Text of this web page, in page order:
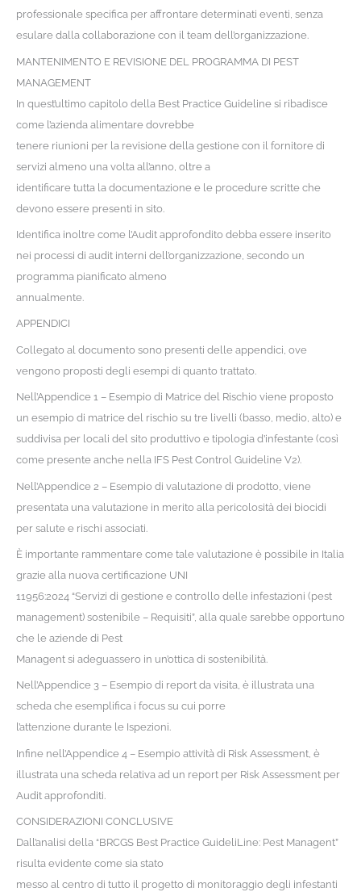
professionale specifica per affrontare determinati eventi, senza
esulare dalla collaborazione con il team dell’organizzazione.
MANTENIMENTO E REVISIONE DEL PROGRAMMA DI PEST
MANAGEMENT
In quest’ultimo capitolo della Best Practice Guideline si ribadisce
come l’azienda alimentare dovrebbe
tenere riunioni per la revisione della gestione con il fornitore di
servizi almeno una volta all’anno, oltre a
identificare tutta la documentazione e le procedure scritte che
devono essere presenti in sito.
Identifica inoltre come l’Audit approfondito debba essere inserito
nei processi di audit interni dell’organizzazione, secondo un
programma pianificato almeno
annualmente.
APPENDICI
Collegato al documento sono presenti delle appendici, ove
vengono proposti degli esempi di quanto trattato.
Nell’Appendice 1 – Esempio di Matrice del Rischio viene proposto
un esempio di matrice del rischio su tre livelli (basso, medio, alto) e
suddivisa per locali del sito produttivo e tipologia d’infestante (così
come presente anche nella IFS Pest Control Guideline V2).
Nell’Appendice 2 – Esempio di valutazione di prodotto, viene
presentata una valutazione in merito alla pericolosità dei biocidi
per salute e rischi associati.
È importante rammentare come tale valutazione è possibile in Italia
grazie alla nuova certificazione UNI
11956:2024 “Servizi di gestione e controllo delle infestazioni (pest
management) sostenibile – Requisiti”, alla quale sarebbe opportuno
che le aziende di Pest
Managent si adeguassero in un’ottica di sostenibilità.
Nell’Appendice 3 – Esempio di report da visita, è illustrata una
scheda che esemplifica i focus su cui porre
l’attenzione durante le Ispezioni.
Infine nell’Appendice 4 – Esempio attività di Risk Assessment, è
illustrata una scheda relativa ad un report per Risk Assessment per
Audit approfonditi.
CONSIDERAZIONI CONCLUSIVE
Dall’analisi della “BRCGS Best Practice GuideliLine: Pest Managent”
risulta evidente come sia stato
messo al centro di tutto il progetto di monitoraggio degli infestanti